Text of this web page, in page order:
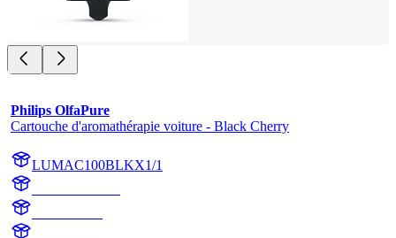
Philips OlfaPure
Cartouche d'aromathérapie voiture - Black Cherry
LUMAC100BLKX1/1